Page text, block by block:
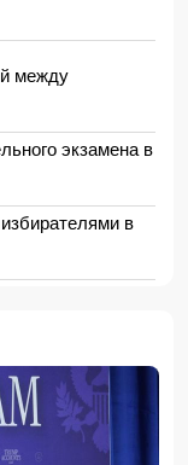
между
экзамена в
в
встречу в
честь победы